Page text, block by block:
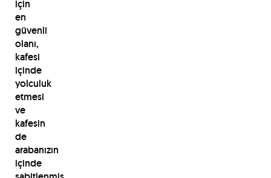
için
en
güvenli
olanı,
kafesi
içinde
yolculuk
etmesi
ve
kafesin
de
arabanızın
içinde